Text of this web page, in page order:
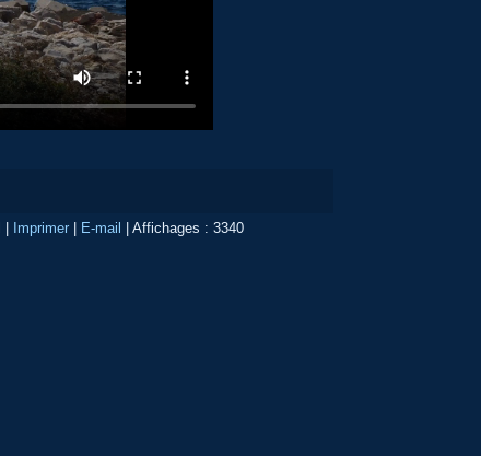
Imprimer E-mail |Affichages : 3340